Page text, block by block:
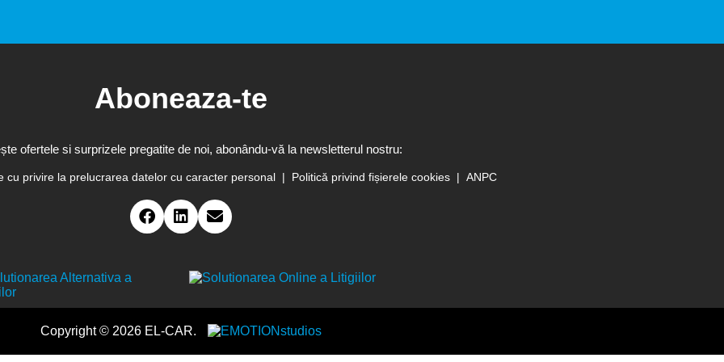
Aboneaza-te
ofertele si surprizele pregatite de noi, abonându-vă la newsletterul nostru:
cu privire la prelucrarea datelor cu caracter personal Politică privind fișierele cookies ANPC
Copyright © 2026 EL-CAR.